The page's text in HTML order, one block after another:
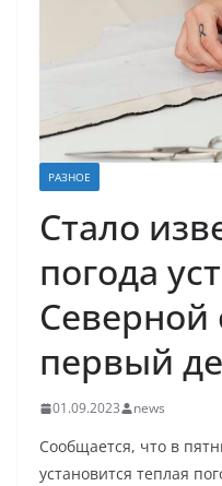
РАЗНОЕ
Стало
погода
Северной
первый
01.09.2023 news
Сообщается, что в
установится теплая